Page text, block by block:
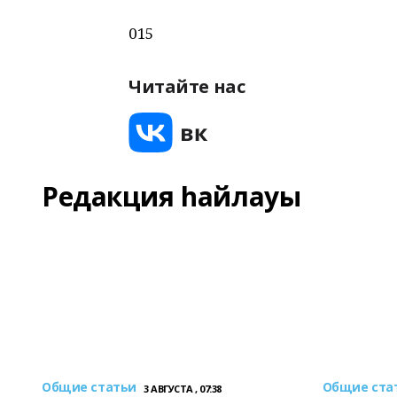
015
Читайте нас
Редакция һайлауы
Общие статьи 3 АВГУСТА , 07:38 Общие